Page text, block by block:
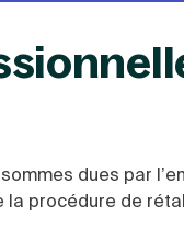
dues par
procédure de